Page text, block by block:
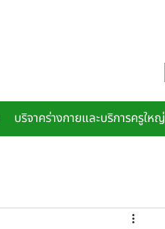
บริจาคร่างกายและบริการครูใหญ่